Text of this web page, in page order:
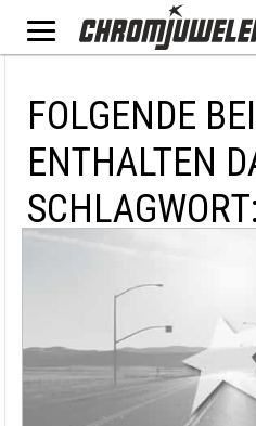
FOLGENDE
ENTHALTEN